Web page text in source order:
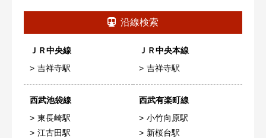
沿線検索
ＪＲ中央線
吉祥寺駅
ＪＲ中央本線
吉祥寺駅
西武池袋線
東長崎駅
江古田駅
西武有楽町線
小竹向原駅
新桜台駅